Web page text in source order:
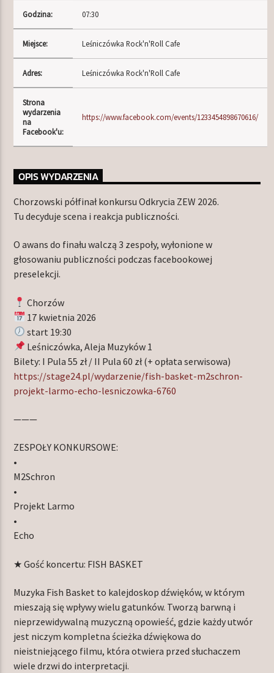
TERAZ W RAMÓWCE
LIGHT ORBIT WEEKEND
18:00 20:00
NASTĘPNIE W RAMÓWCE
Z ARCHIWUM RADIA ORBIT
20:00 22:00
Godzina: 07:30
Miejsce: Leśniczówka Rock'n'Roll Cafe
Adres: Leśniczówka Rock'n'Roll Cafe
Strona
wydarzenia
na
Facebook'u:
https://www.facebook.com/events/1233454898670616/
OPIS WYDARZENIA
Chorzowski półfinał konkursu Odkrycia ZEW 2026.
Tu decyduje scena i reakcja publiczności.
O awans do finału walczą 3 zespoły, wyłonione w
głosowaniu publiczności podczas facebookowej
preselekcji.
Chorzów
17 kwietnia 2026
start 19:30
Leśniczówka, Aleja Muzyków 1
Bilety: I Pula 55 zł / II Pula 60 zł (+ opłata serwisowa)
https://stage24.pl/wydarzenie/fish-basket-m2schron-
projekt-larmo-echo-lesniczowka-6760
———
ZESPOŁY KONKURSOWE:
•
M2Schron
•
Projekt Larmo
•
Echo
★ Gość koncertu: FISH BASKET
Muzyka Fish Basket to kalejdoskop dźwięków, w którym
mieszają się wpływy wielu gatunków. Tworzą barwną i
nieprzewidywalną muzyczną opowieść, gdzie każdy utwór
jest niczym kompletna ścieżka dźwiękowa do
nieistniejącego filmu, która otwiera przed słuchaczem
wiele drzwi do interpretacji.